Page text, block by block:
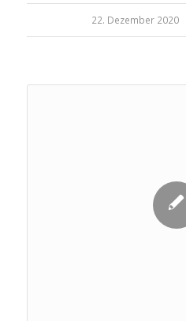
22. Dezember 2020
/